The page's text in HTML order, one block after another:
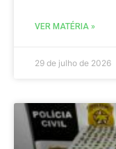
VER MATÉRIA »
29 de julho de 2026